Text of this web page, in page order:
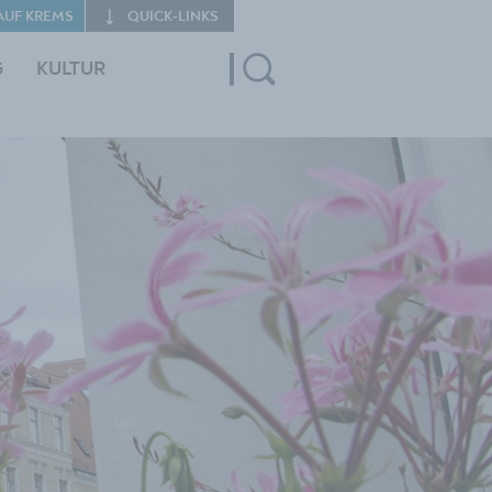
KULTUR
KREMS QUICK‑LINKS